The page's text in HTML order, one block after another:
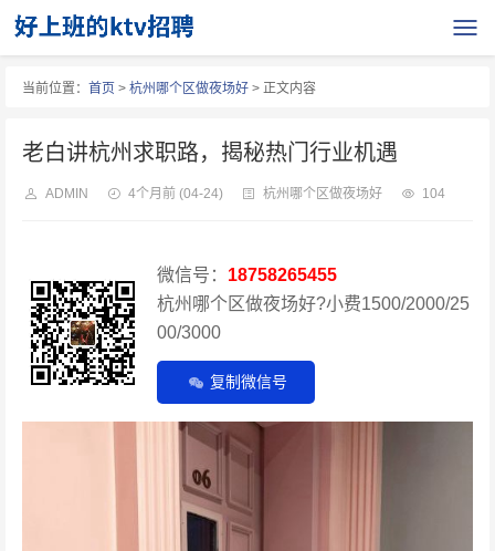
当前位置： 首页 > 杭州哪个区做夜场好 > 正文内容
老白讲杭州求职路，揭秘热门行业机遇
ADMIN 4个月前 (04-24) 杭州哪个区做夜场好 104
微信号： 18758265455
杭州哪个区做夜场好?小费1500/2000/25
00/3000
复制微信号